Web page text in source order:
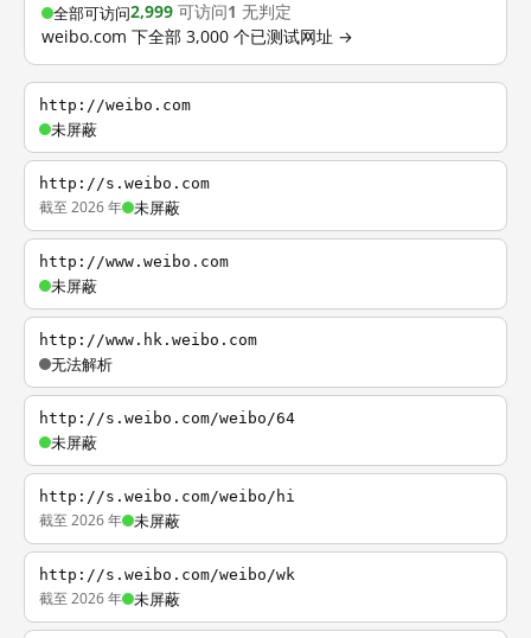
全部可访问2,999 可访问1 无判定
weibo.com 下全部 3,000 个已测试网址 →
http://weibo.com
未屏蔽
http://s.weibo.com
截至 2026 年 未屏蔽
http://www.weibo.com
未屏蔽
http://www.hk.weibo.com
无法解析
http://s.weibo.com/weibo/64
未屏蔽
http://s.weibo.com/weibo/hi
截至 2026 年 未屏蔽
http://s.weibo.com/weibo/wk
截至 2026 年 未屏蔽